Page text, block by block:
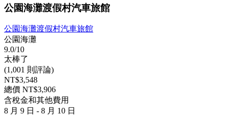
公園海灘渡假村汽車旅館
公園海灘渡假村汽車旅館
公園海灘
9.0/10
太棒了
(1,001 則評論)
NT$3,548
總價 NT$3,906
含稅金和其他費用
8 月 9 日 - 8 月 10 日